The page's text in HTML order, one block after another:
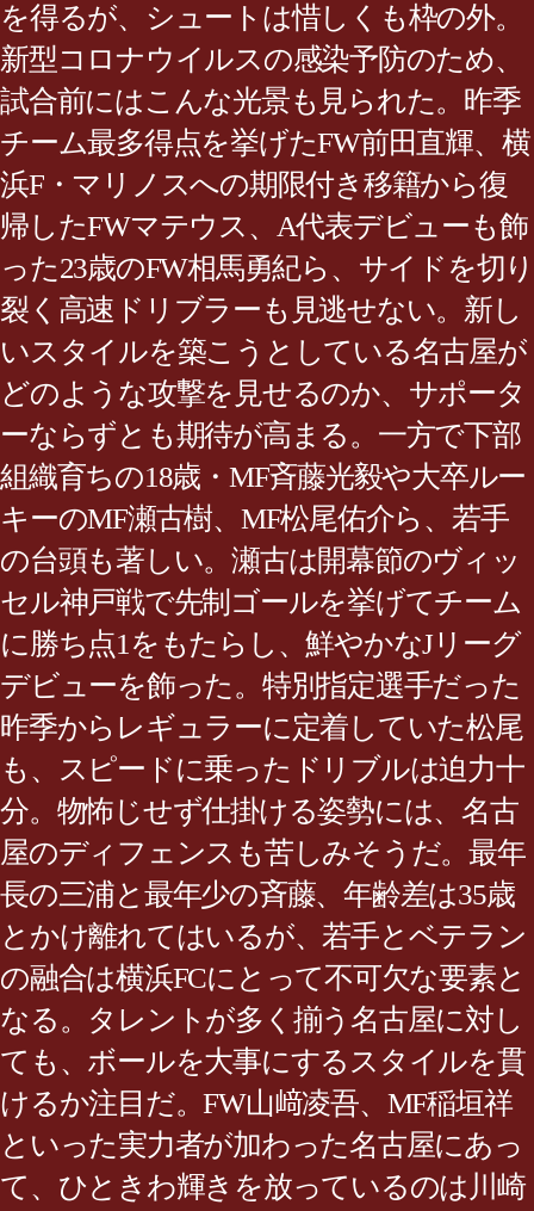
を得るが、シュートは惜しくも枠の外。
新型コロナウイルスの感染予防のため、
試合前にはこんな光景も見られた。昨季
チーム最多得点を挙げたFW前田直輝、横
浜F・マリノスへの期限付き移籍から復
帰したFWマテウス、A代表デビューも飾
った23歳のFW相馬勇紀ら、サイドを切り
裂く高速ドリブラーも見逃せない。新し
いスタイルを築こうとしている名古屋が
どのような攻撃を見せるのか、サポータ
ーならずとも期待が高まる。一方で下部
組織育ちの18歳・MF斉藤光毅や大卒ルー
キーのMF瀬古樹、MF松尾佑介ら、若手
の台頭も著しい。瀬古は開幕節のヴィッ
セル神戸戦で先制ゴールを挙げてチーム
に勝ち点1をもたらし、鮮やかなJリーグ
デビューを飾った。特別指定選手だった
昨季からレギュラーに定着していた松尾
も、スピードに乗ったドリブルは迫力十
分。物怖じせず仕掛ける姿勢には、名古
屋のディフェンスも苦しみそうだ。最年
長の三浦と最年少の斉藤、年齢差は35歳
とかけ離れてはいるが、若手とベテラン
の融合は横浜FCにとって不可欠な要素と
なる。タレントが多く揃う名古屋に対し
ても、ボールを大事にするスタイルを貫
けるか注目だ。FW山﨑凌吾、MF稲垣祥
といった実力者が加わった名古屋にあっ
て、ひときわ輝きを放っているのは川崎